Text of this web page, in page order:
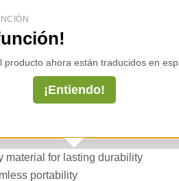
Seal Kit
Power/Unit
material for lasting durability
portability
producto ahora están traducidos en
¡Entiendo!